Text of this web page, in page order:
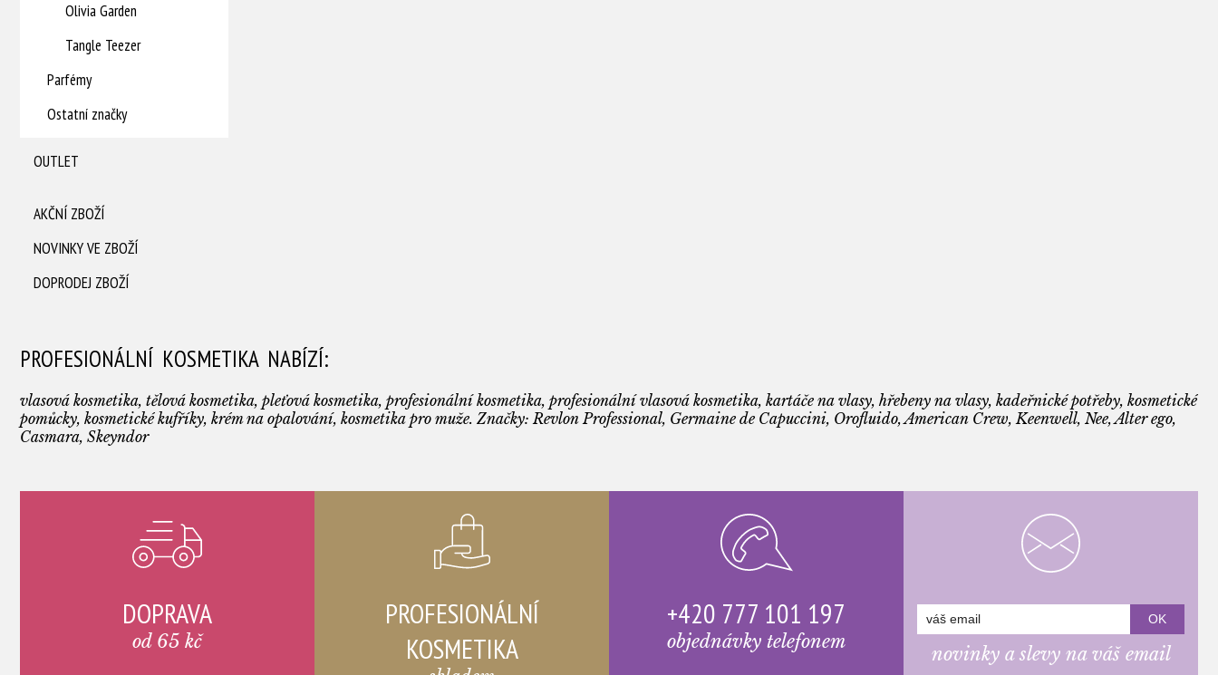
Olivia Garden
Tangle Teezer
Parfémy
Ostatní značky
OUTLET
AKČNÍ ZBOŽÍ
NOVINKY VE ZBOŽÍ
DOPRODEJ ZBOŽÍ
PROFESIONÁLNÍ KOSMETIKA NABÍZÍ:
vlasová kosmetika, tělová kosmetika, pleťová kosmetika, profesionální kosmetika, profesionální vlasová kosmetika, kartáče na vlasy, hřebeny na vlasy, kadeřnické potřeby, kosmetické
pomůcky, kosmetické kufříky, krém na opalování, kosmetika pro muže. Značky: Revlon Professional, Germaine de Capuccini, Orofluido, American Crew, Keenwell, Nee, Alter ego,
Casmara, Skeyndor
DOPRAVA
od 65 kč
PROFESIONÁLNÍ
KOSMETIKA
+420 777 101 197
objednávky telefonem
novinky a slevy na váš email